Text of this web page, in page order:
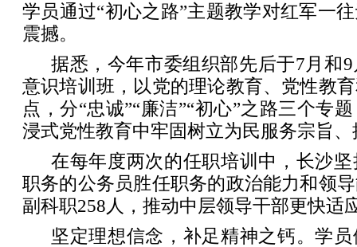
学员通过“初心之路”主题教学对红军一
震撼。
据悉，今年市委组织部先后于7月和
意识培训班，以党的理论教育、党性教
点，分“忠诚”“廉洁”“初心”之路三个专
浸式党性教育中牢固树立为民服务宗旨
在每年度两次的任职培训中，长沙
职务的公务员胜任职务的政治能力和领
副科职258人，推动中层领导干部更快适
坚定理想信念，补足精神之钙。学